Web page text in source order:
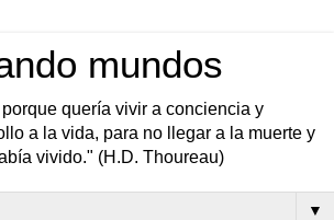
mundos
quería vivir a conciencia y
a la vida, para no llegar a la muerte y
vivido." (H.D. Thoureau)
▼